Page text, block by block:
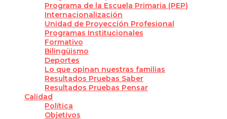
Programa de la Escuela Primaria (PEP)
Internacionalización
Unidad de Proyección Profesional
Programas Institucionales
Formativo
Bilingüismo
Deportes
Lo que opinan nuestras familias
Resultados Pruebas Saber
Resultados Pruebas Pensar
Calidad
Política
Objetivos